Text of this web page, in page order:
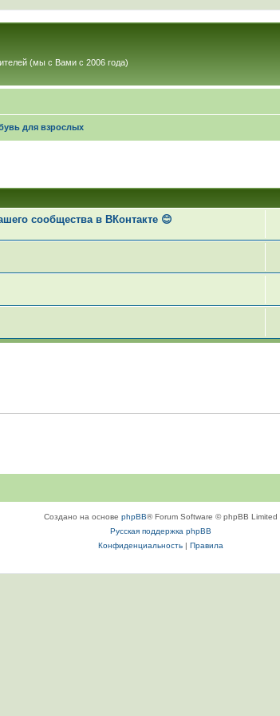
(мы с Вами с 2006 года)
для взрослых
сообщества в ВКонтакте 😊
Создано на основе phpBB® Forum Software © phpBB Limited
Русская поддержка phpBB
Конфиденциальность| Правила